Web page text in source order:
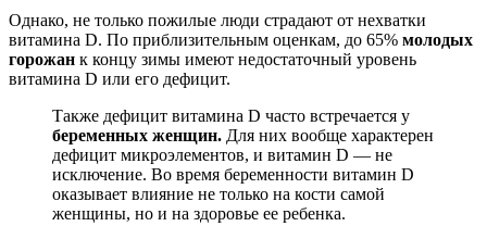
Однако, не только пожилые люди страдают от нехватки
витамина D. По приблизительным оценкам, до 65% молодых
горожан к концу зимы имеют недостаточный уровень
витамина D или его дефицит.
Также дефицит витамина D часто встречается у
беременных женщин. Для них вообще характерен
дефицит микроэлементов, и витамин D — не
исключение. Во время беременности витамин D
оказывает влияние не только на кости самой
женщины, но и на здоровье ее ребенка.